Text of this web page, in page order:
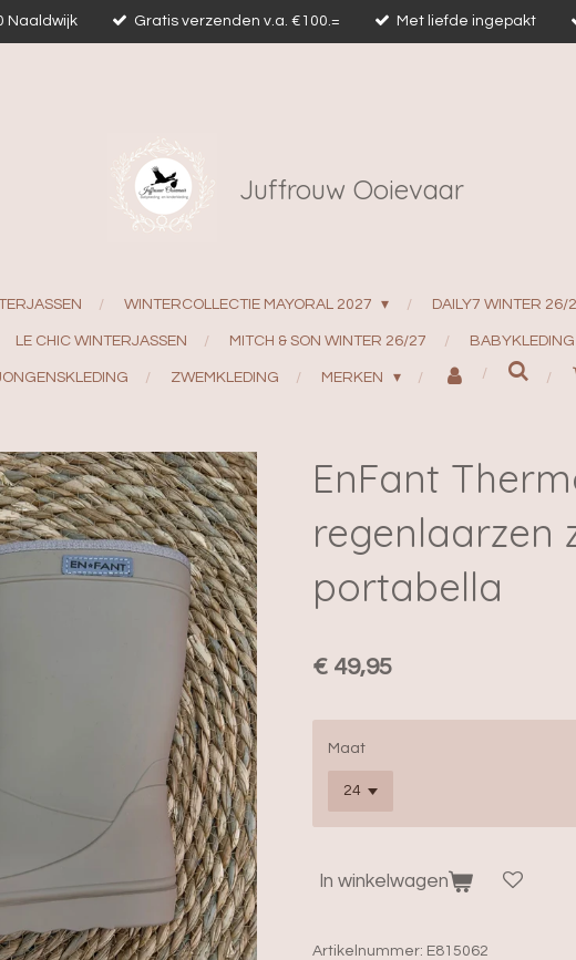
Naaldwijk Gratis verzenden v.a. €100.= Met liefde ingepakt
Juffrouw Ooievaar
WINTERCOLLECTIE MAYORAL 2027 DAILY7 WINTER 26/
LE CHIC WINTERJASSEN MITCH & SON WINTER 26/27 BABYKLEDING
ZWEMKLEDING MERKEN
EnFant
regenlaarzen
portabella
€ 49,95
Maat
In winkelwagen
Artikelnummer: E815062